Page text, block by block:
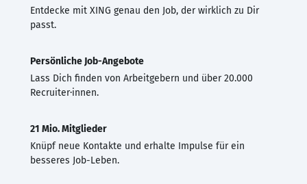
Entdecke mit XING genau den Job, der wirklich zu Dir
passt.
Persönliche Job-Angebote
Lass Dich finden von Arbeitgebern und über 20.000
Recruiter·innen.
21 Mio. Mitglieder
Knüpf neue Kontakte und erhalte Impulse für ein
besseres Job-Leben.